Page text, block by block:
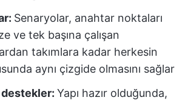
Senaryolar, anahtar noktaları
ve tek başına çalışan
takımlara kadar herkesin
aynı çizgide olmasını sağlar
destekler: Yapı hazır olduğunda,